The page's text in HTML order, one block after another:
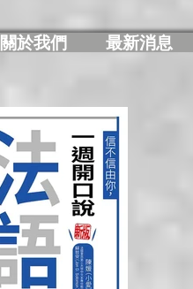
關於我們 最新消息